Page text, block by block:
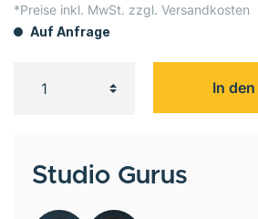
*Preise inkl. MwSt. zzgl. Versandkosten
Auf Anfrage
In
Studio Gurus